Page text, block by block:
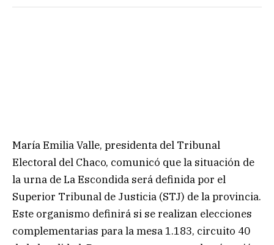
María Emilia Valle, presidenta del Tribunal
Electoral del Chaco, comunicó que la situación de
la urna de La Escondida será definida por el
Superior Tribunal de Justicia (STJ) de la provincia.
Este organismo definirá si se realizan elecciones
complementarias para la mesa 1.183, circuito 40